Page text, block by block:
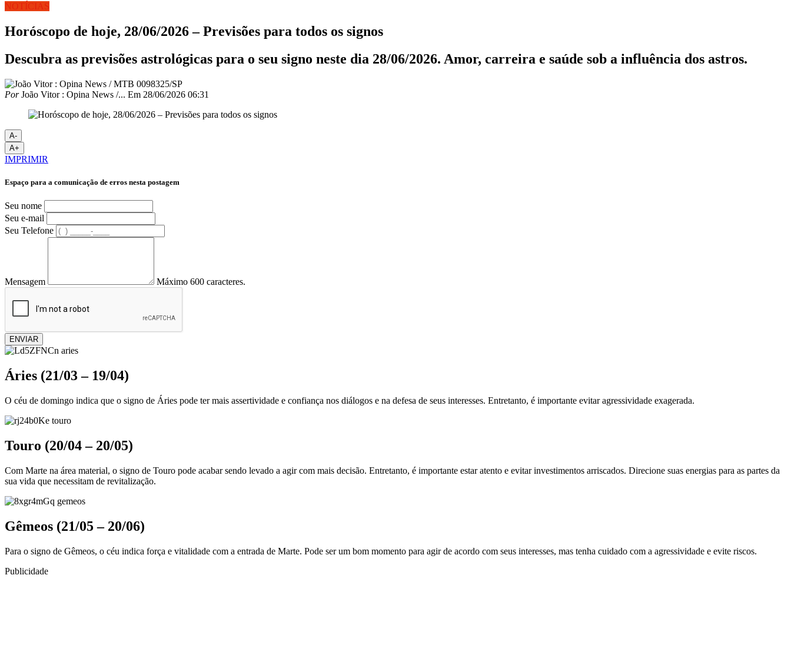
NOTÍCIAS
Horóscopo de hoje, 28/06/2026 – Previsões para todos os signos
Descubra as previsões astrológicas para o seu signo neste dia 28/06/2026. Amor, carreira e saúde sob a influência dos astros.
PorJoão Vitor : Opina News /... Em 28/06/2026 06:31
A-
A+
IMPRIMIR
Espaço para a comunicação de erros nesta postagem
Seu nome
Seu e-mail
Seu Telefone
Mensagem Máximo 600 caracteres.
ENVIAR
Áries (21/03 – 19/04)
O céu de domingo indica que o signo de Áries pode ter mais assertividade e confiança nos diálogos e na defesa de seus interesses. Entretanto, é importante evitar agressividade exagerada.
Touro (20/04 – 20/05)
Com Marte na área material, o signo de Touro pode acabar sendo levado a agir com mais decisão. Entretanto, é importante estar atento e evitar investimentos arriscados. Direcione suas energias para as partes da
sua vida que necessitam de revitalização.
Gêmeos (21/05 – 20/06)
Para o signo de Gêmeos, o céu indica força e vitalidade com a entrada de Marte. Pode ser um bom momento para agir de acordo com seus interesses, mas tenha cuidado com a agressividade e evite riscos.
Publicidade